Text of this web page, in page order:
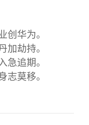
创华为。
加劫持。
急追期。
志莫移。